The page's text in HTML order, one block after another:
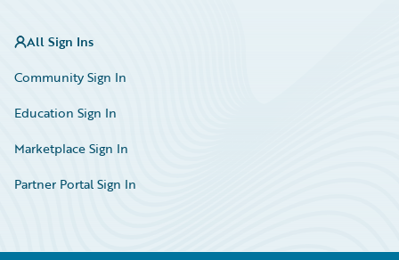
All Sign Ins
Community Sign In
Education Sign In
Marketplace Sign In
Partner Portal Sign In